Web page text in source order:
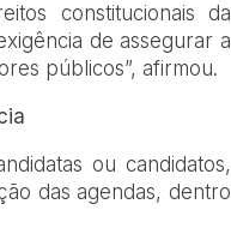
constitucionais da
de assegurar a
públicos”, afirmou.
ou candidatos,
das agendas, dentro